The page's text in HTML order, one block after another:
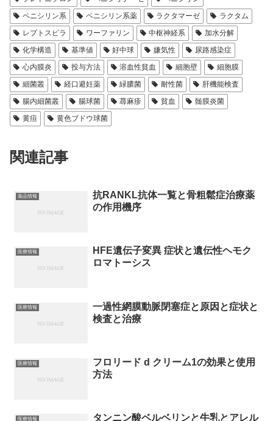
ペニシリン系
ペニシリン系薬 ラクタマーゼ
ラクタム
レプトスピラ
ワーファリン 中枢神経系
加水分解
化学構造
基準値 好中球 嫌気性
尿路感染症
心内膜炎
投与方法 溶血性貧血 細胞壁
細胞膜
細菌叢
経口避妊薬 緑膿菌 耐性菌
肝機能検査
腸内細菌叢
腸球菌 蕁麻疹 貧血
髄膜炎菌
黄疸
黄色ブドウ球菌
関連記事
薬品情報
抗RANKL抗体一覧と骨粗鬆症治療薬
の作用機序
医療情報
HFE遺伝子変異 症状と遺伝性ヘモク
ロマトーシス
医療情報
一過性網膜動脈閉塞症と原因と症状と
検査と治療
医療情報
フロリード d クリーム1の効果と使用
方法
医療情報 タンニン酸ベルベリンと牛乳とアレル